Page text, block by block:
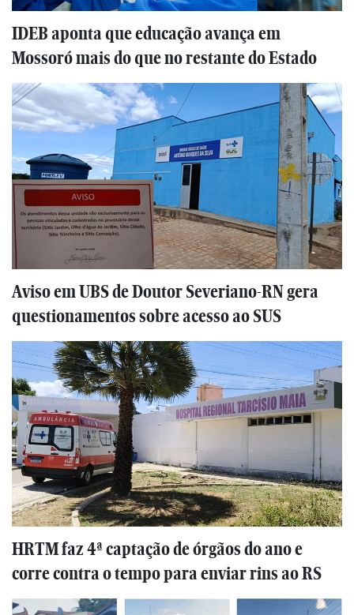
IDEB aponta que educação avança em
Mossoró mais do que no restante do Estado
Aviso em UBS de Doutor Severiano-RN gera
questionamentos sobre acesso ao SUS
HRTM faz 4ª captação de órgãos do ano e
corre contra o tempo para enviar rins ao RS